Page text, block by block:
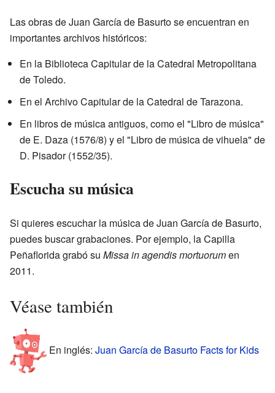
Las obras de Juan García de Basurto se encuentran en
importantes archivos históricos:
En la Biblioteca Capitular de la Catedral Metropolitana
de Toledo.
En el Archivo Capitular de la Catedral de Tarazona.
En libros de música antiguos, como el "Libro de música"
de E. Daza (1576/8) y el "Libro de música de vihuela" de
D. Pisador (1552/35).
Escucha su música
Si quieres escuchar la música de Juan García de Basurto,
puedes buscar grabaciones. Por ejemplo, la Capilla
Peñaflorida grabó su Missa in agendis mortuorumen
2011.
Véase también
En inglés: Juan García de Basurto Facts for Kids